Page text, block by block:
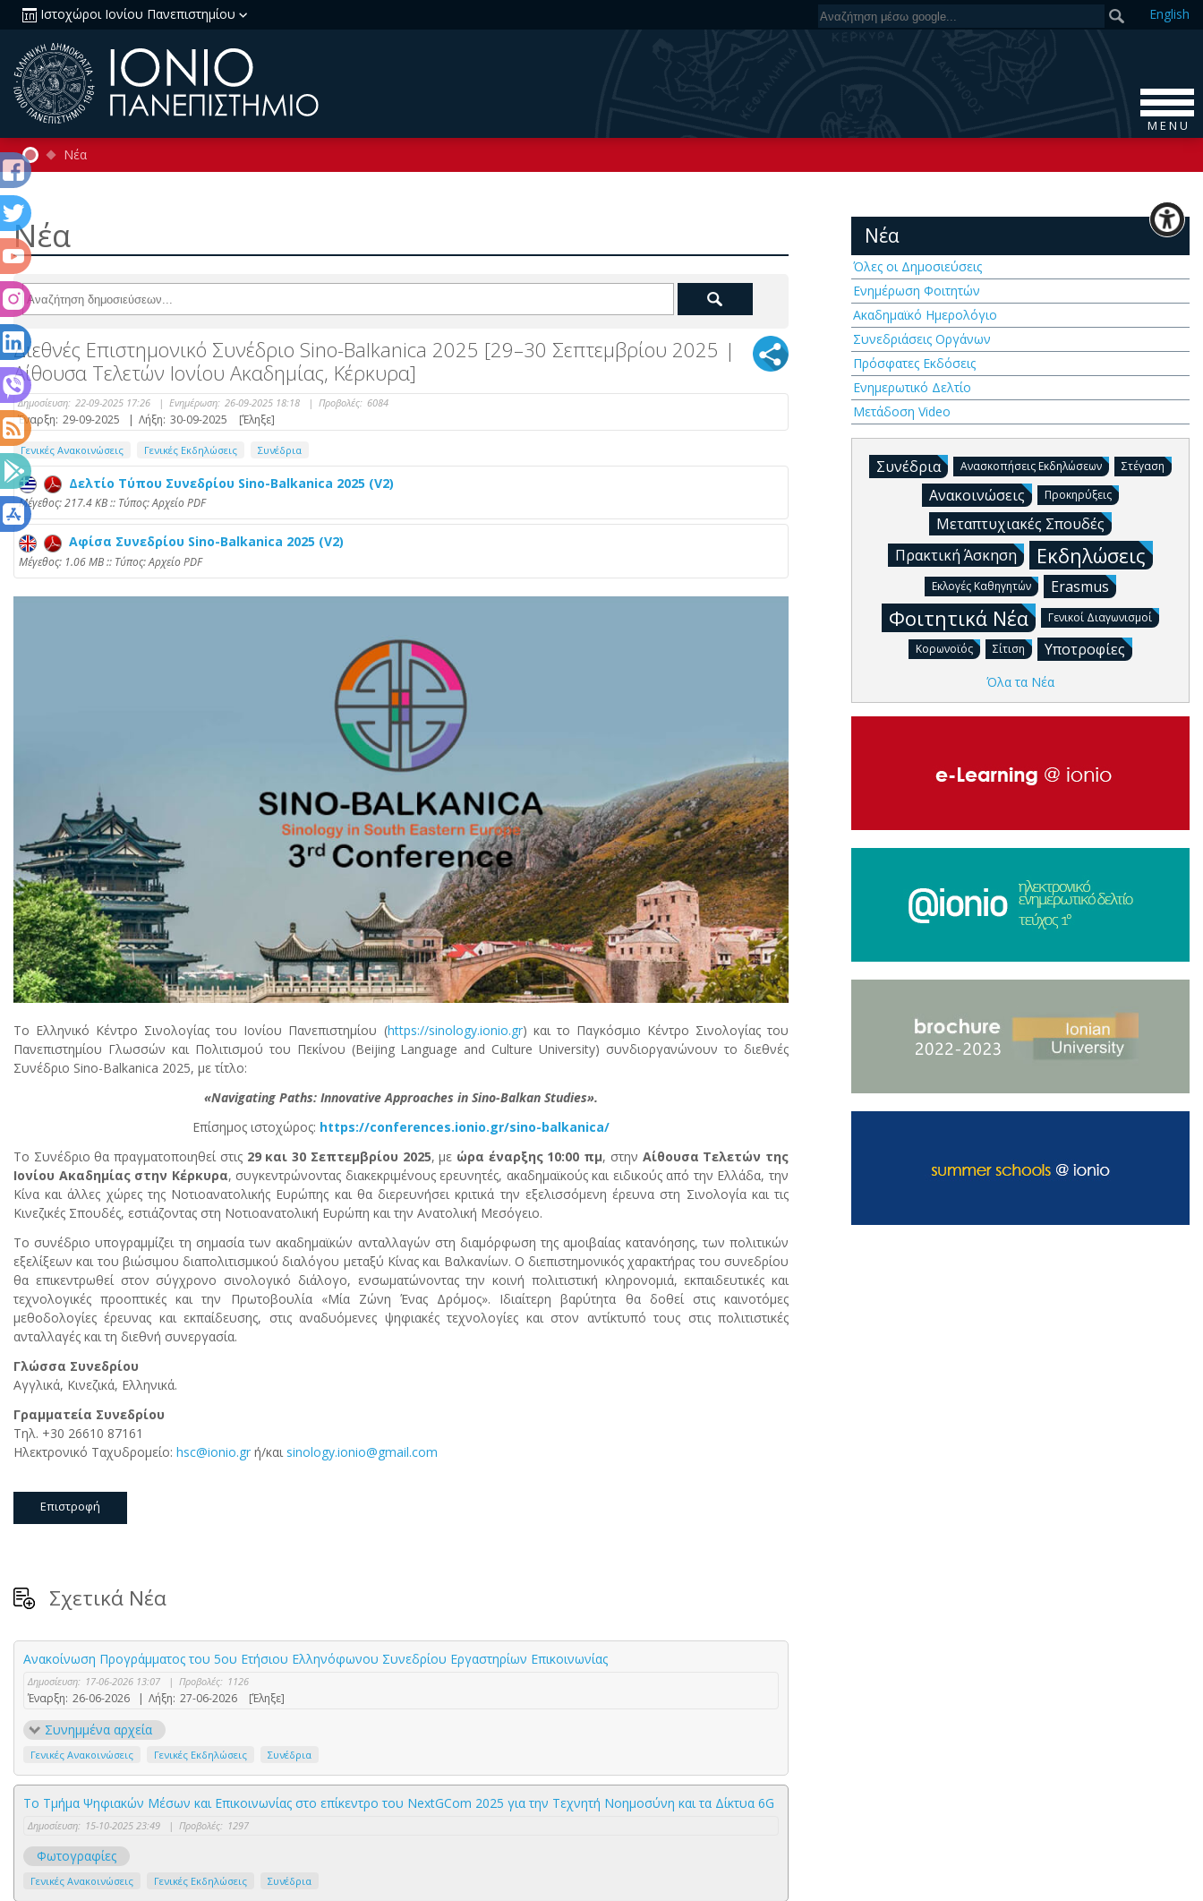
Ιστοχώροι Ιονίου Πανεπιστημίου English
M E N U
Νέα
Νέα
Διεθνές Επιστημονικό Συνέδριο Sino-Balkanica 2025 [29–30 Σεπτεμβρίου 2025 |
Αίθουσα Τελετών Ιονίου Ακαδημίας, Κέρκυρα]
Δημοσίευση: 22-09-2025 17:26 | Ενημέρωση: 26-09-2025 18:18 | Προβολές: 6084
Έναρξη: 29-09-2025 | Λήξη: 30-09-2025 [Έληξε]
Γενικές Ανακοινώσεις Γενικές Εκδηλώσεις Συνέδρια
Δελτίο Τύπου Συνεδρίου Sino-Balkanica 2025 (V2)
Mέγεθος: 217.4 KB :: Τύπος: Αρχείο PDF
Αφίσα Συνεδρίου Sino-Balkanica 2025 (V2)
Mέγεθος: 1.06 MB :: Τύπος: Αρχείο PDF
Το Ελληνικό Κέντρο Σινολογίας του Ιονίου Πανεπιστημίου (https://sinology.ionio.gr) και το Παγκόσμιο Κέντρο Σινολογίας του
Πανεπιστημίου Γλωσσών και Πολιτισμού του Πεκίνου (Beijing Language and Culture University) συνδιοργανώνουν το διεθνές
Συνέδριο Sino-Balkanica 2025, με τίτλο:
«Navigating Paths: Innovative Approaches in Sino-Balkan Studies».
Επίσημος ιστοχώρος: https://conferences.ionio.gr/sino-balkanica/
Το Συνέδριο θα πραγματοποιηθεί στις 29 και 30 Σεπτεμβρίου 2025, με ώρα έναρξης 10:00 πμ, στην Αίθουσα Τελετών της
Ιονίου Ακαδημίας στην Κέρκυρα, συγκεντρώνοντας διακεκριμένους ερευνητές, ακαδημαϊκούς και ειδικούς από την Ελλάδα, την
Κίνα και άλλες χώρες της Νοτιοανατολικής Ευρώπης και θα διερευνήσει κριτικά την εξελισσόμενη έρευνα στη Σινολογία και τις
Κινεζικές Σπουδές, εστιάζοντας στη Νοτιοανατολική Ευρώπη και την Ανατολική Μεσόγειο.
Το συνέδριο υπογραμμίζει τη σημασία των ακαδημαϊκών ανταλλαγών στη διαμόρφωση της αμοιβαίας κατανόησης, των πολιτικών
εξελίξεων και του βιώσιμου διαπολιτισμικού διαλόγου μεταξύ Κίνας και Βαλκανίων. Ο διεπιστημονικός χαρακτήρας του συνεδρίου
θα επικεντρωθεί στον σύγχρονο σινολογικό διάλογο, ενσωματώνοντας την κοινή πολιτιστική κληρονομιά, εκπαιδευτικές και
τεχνολογικές προοπτικές και την Πρωτοβουλία «Μία Ζώνη Ένας Δρόμος». Ιδιαίτερη βαρύτητα θα δοθεί στις καινοτόμες
μεθοδολογίες έρευνας και εκπαίδευσης, στις αναδυόμενες ψηφιακές τεχνολογίες και στον αντίκτυπό τους στις πολιτιστικές
ανταλλαγές και τη διεθνή συνεργασία.
Γλώσσα Συνεδρίου
Αγγλικά, Κινεζικά, Ελληνικά.
Γραμματεία Συνεδρίου
Τηλ. +30 26610 87161
Ηλεκτρονικό Ταχυδρομείο: hsc@ionio.gr ή/και sinology.ionio@gmail.com
Επιστροφή
Σχετικά Νέα
Ανακοίνωση Προγράμματος του 5ου Ετήσιου Ελληνόφωνου Συνεδρίου Εργαστηρίων Επικοινωνίας
Δημοσίευση: 17-06-2026 13:07 | Προβολές: 1126
Έναρξη: 26-06-2026 | Λήξη: 27-06-2026 [Έληξε]
Συνημμένα αρχεία
Γενικές Ανακοινώσεις Γενικές Εκδηλώσεις Συνέδρια
Το Τμήμα Ψηφιακών Μέσων και Επικοινωνίας στο επίκεντρο του NextGCom 2025 για την Τεχνητή Νοημοσύνη και τα Δίκτυα 6G
Δημοσίευση: 15-10-2025 23:49 | Προβολές: 1297
Φωτογραφίες
Γενικές Ανακοινώσεις Γενικές Εκδηλώσεις Συνέδρια
Νέα
Όλες οι Δημοσιεύσεις
Ενημέρωση Φοιτητών
Ακαδημαϊκό Ημερολόγιο
Συνεδριάσεις Οργάνων
Πρόσφατες Εκδόσεις
Ενημερωτικό Δελτίο
Μετάδοση Video
Συνέδρια Ανασκοπήσεις Εκδηλώσεων Στέγαση
Ανακοινώσεις Προκηρύξεις
Μεταπτυχιακές Σπουδές
Πρακτική Άσκηση
Εκδηλώσεις
Εκλογές Καθηγητών Erasmus
Φοιτητικά Νέα Γενικοί Διαγωνισμοί
Κορωνοϊός Σίτιση Υποτροφίες
Όλα τα Νέα